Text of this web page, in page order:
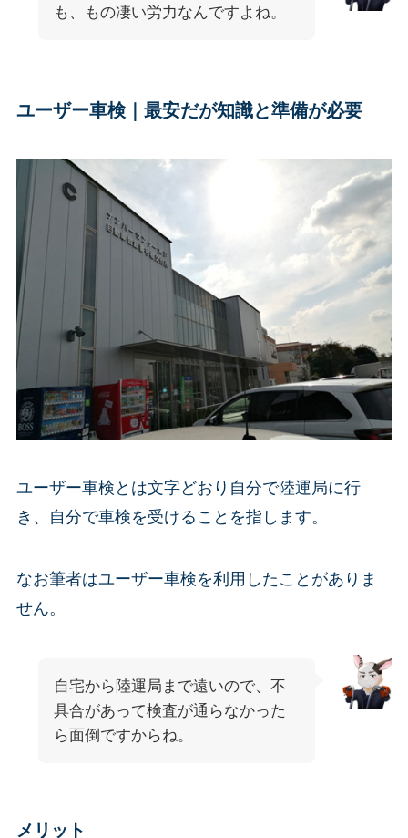
も、もの凄い労力なんですよね。
ユーザー車検｜最安だが知識と準備が必要
ユーザー車検とは文字どおり自分で陸運局に行
き、自分で車検を受けることを指します。
なお筆者はユーザー車検を利用したことがありま
せん。
自宅から陸運局まで遠いので、不
具合があって検査が通らなかった
ら面倒ですからね。
メリット